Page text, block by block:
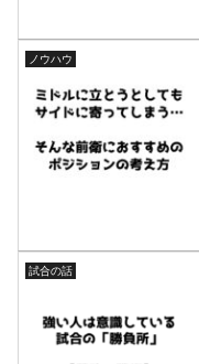
ノウハウ
試合の話